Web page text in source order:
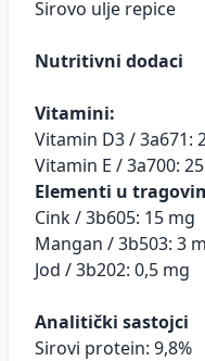
Sirovo ulje repice
Nutritivni dodaci
Vitamini:
Vitamin D3 / 3a671:
Vitamin E / 3a700:
Elementi u
Cink / 3b605: 15 mg
Mangan / 3b503: 3
Jod / 3b202: 0,5 mg
Analitički sastojci
Sirovi protein: 9,8%